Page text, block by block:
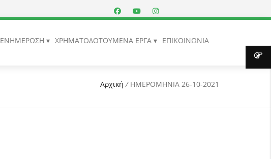
ΕΝΗΜΕΡΩΣΗ ΧΡΗΜΑΤΟΔΟΤΟΥΜΕΝΑ ΕΡΓΑ ΕΠΙΚΟΙΝΩΝΙΑ
Αρχική / ΗΜΕΡΟΜΗΝΙΑ 26-10-2021